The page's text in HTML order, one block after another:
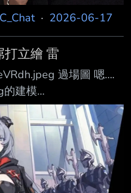
· 2026-06-17
打立繪 雷
過場圖 嗯….
的建模
喔幹幹幹好大
本
這誰受得了啊